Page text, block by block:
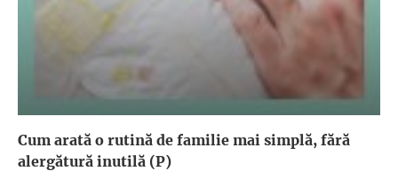
Cum arată o rutină de familie mai simplă, fără
alergătură inutilă (P)